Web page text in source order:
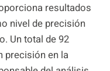
resultados
nivel de precisión
Un total de 92
precisión en la